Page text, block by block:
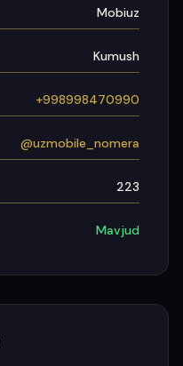
Mobiuz
Kumush
+998998470990
@uzmobile_nomera
223
Mavjud